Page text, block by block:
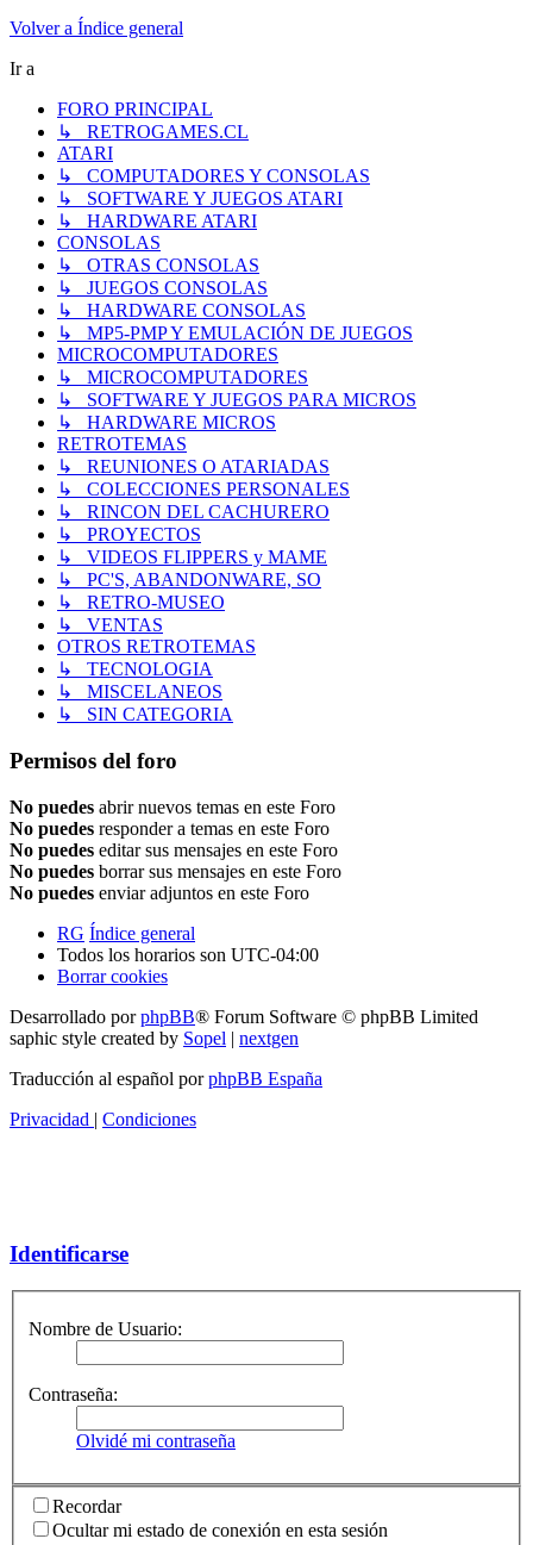
Volver a Índice general
Ir a
FORO PRINCIPAL
↳ RETROGAMES.CL
ATARI
↳ COMPUTADORES Y CONSOLAS
↳ SOFTWARE Y JUEGOS ATARI
↳ HARDWARE ATARI
CONSOLAS
↳ OTRAS CONSOLAS
↳ JUEGOS CONSOLAS
↳ HARDWARE CONSOLAS
↳ MP5-PMP Y EMULACIÓN DE JUEGOS
MICROCOMPUTADORES
↳ MICROCOMPUTADORES
↳ SOFTWARE Y JUEGOS PARA MICROS
↳ HARDWARE MICROS
RETROTEMAS
↳ REUNIONES O ATARIADAS
↳ COLECCIONES PERSONALES
↳ RINCON DEL CACHURERO
↳ PROYECTOS
↳ VIDEOS FLIPPERS y MAME
↳ PC'S, ABANDONWARE, SO
↳ RETRO-MUSEO
↳ VENTAS
OTROS RETROTEMAS
↳ TECNOLOGIA
↳ MISCELANEOS
↳ SIN CATEGORIA
Permisos del foro
No puedes abrir nuevos temas en este Foro
No puedes responder a temas en este Foro
No puedes editar sus mensajes en este Foro
No puedes borrar sus mensajes en este Foro
No puedes enviar adjuntos en este Foro
RG Índice general
Todos los horarios son UTC-04:00
Borrar cookies
Desarrollado porphpBB® Forum Software © phpBB Limited
saphic style created by Sopel | nextgen
Traducción al español porphpBB España
Privacidad | Condiciones
Identificarse
Nombre de Usuario:
Contraseña:
Olvidé mi contraseña
Recordar
Ocultar mi estado de conexión en esta sesión